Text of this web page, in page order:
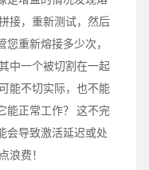
接，重新测试，然后
重新熔接多少次，
中一个被切割在一起
能不切实际，也不能
能正常工作？ 这不完
会导致激活延迟或处
浪费！